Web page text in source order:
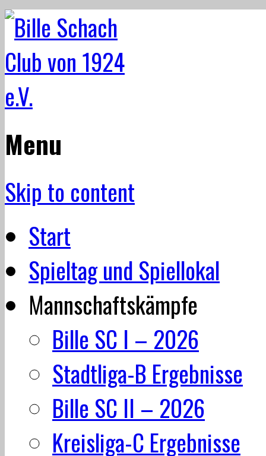
Menu
Skip to content
Start
Spieltag und Spiellokal
Mannschaftskämpfe
Bille SC I – 2026
Stadtliga-B Ergebnisse
Bille SC II – 2026
Kreisliga-C Ergebnisse